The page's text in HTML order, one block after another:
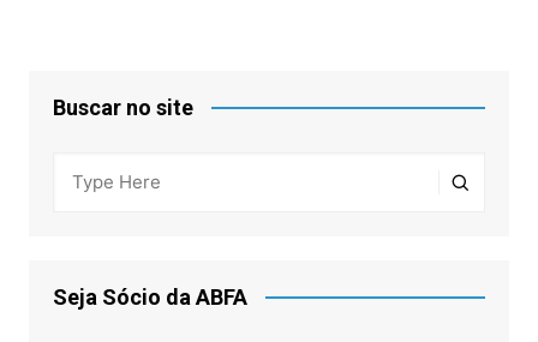
Buscar no site
Seja Sócio da ABFA